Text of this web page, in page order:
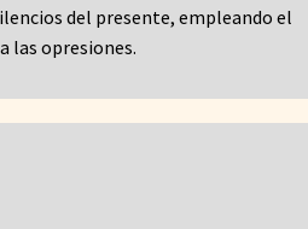
del presente, empleando el
las opresiones.